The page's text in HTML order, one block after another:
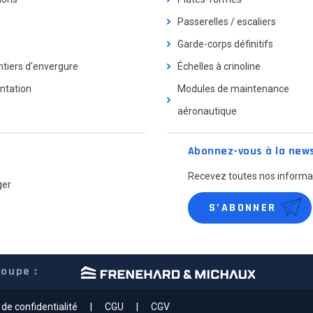
3,77m
4,26m
4,26m
4,26m
4,26m
4,75m
d'envergure
Passerelles / escaliers
Garde-corps définitifs
Échelles à crinoline
Modules de maintenance
aéronautique
Abonnez-vous à la
Recevez toutes nos
S’ABONNER
:
de confidentialité CGU CGV
de confidentialité, en garantissant la conformité avec